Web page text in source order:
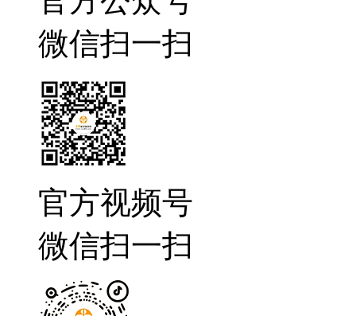
微信扫一扫
官方视频号
微信扫一扫